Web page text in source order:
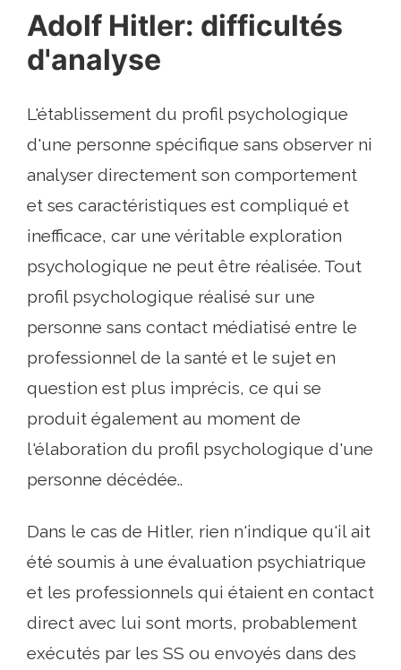
Adolf Hitler: difficultés
d'analyse
L'établissement du profil psychologique
d'une personne spécifique sans observer ni
analyser directement son comportement
et ses caractéristiques est compliqué et
inefficace, car une véritable exploration
psychologique ne peut être réalisée. Tout
profil psychologique réalisé sur une
personne sans contact médiatisé entre le
professionnel de la santé et le sujet en
question est plus imprécis, ce qui se
produit également au moment de
l'élaboration du profil psychologique d'une
personne décédée..
Dans le cas de Hitler, rien n'indique qu'il ait
été soumis à une évaluation psychiatrique
et les professionnels qui étaient en contact
direct avec lui sont morts, probablement
exécutés par les SS ou envoyés dans des